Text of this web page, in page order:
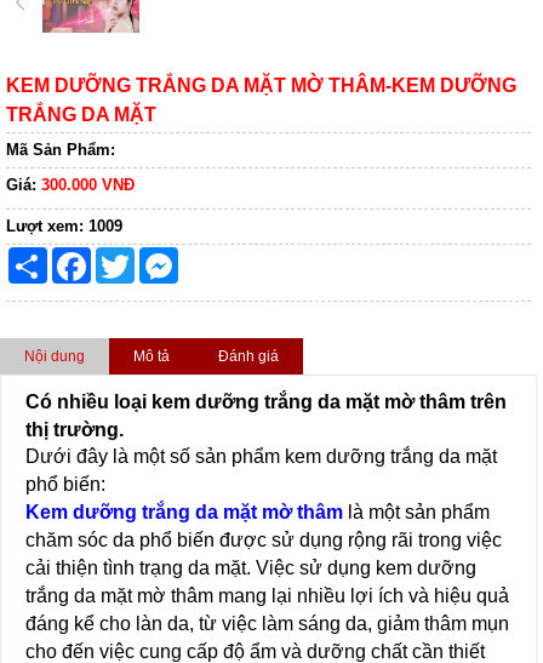
KEM DƯỠNG TRẮNG DA MẶT MỜ THÂM-KEM DƯỠNG
TRẮNG DA MẶT
Mã Sản Phẩm:
Giá: 300.000 VNĐ
Lượt xem: 1009
Share Facebook
Twitter
Nội dung Mô tả Đánh giá
Có nhiều loại kem dưỡng trắng da mặt mờ thâm trên
thị trường.
Dưới đây là một số sản phẩm kem dưỡng trắng da mặt
phổ biến:
Kem dưỡng trắng da mặt mờ thâm là một sản phẩm
chăm sóc da phổ biến được sử dụng rộng rãi trong việc
cải thiện tình trạng da mặt. Việc sử dụng kem dưỡng
trắng da mặt mờ thâm mang lại nhiều lợi ích và hiệu quả
đáng kể cho làn da, từ việc làm sáng da, giảm thâm mụn
cho đến việc cung cấp độ ẩm và dưỡng chất cần thiết